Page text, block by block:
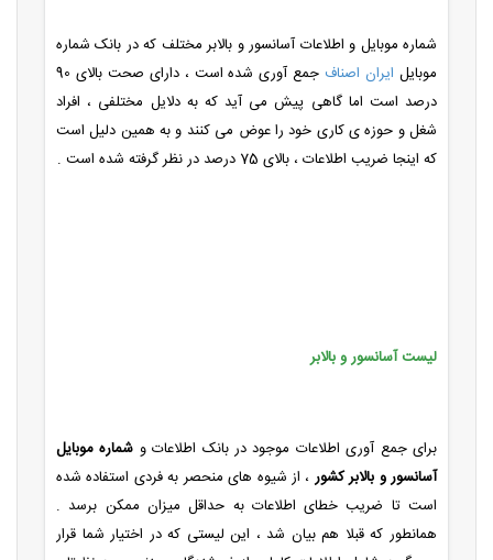
شماره موبایل و اطلاعات آسانسور و بالابر مختلف که در بانک شماره
موبایل ایران اصناف
جمع آوری شده است ، دارای صحت بالای 90
درصد است اما گاهی پیش می آید که به دلایل مختلفی ، افراد
شغل و حوزه ی کاری خود را عوض می کنند و به همین دلیل است
که اینجا ضریب اطلاعات ، بالای 75 درصد در نظر گرفته شده است .
لیست آسانسور و بالابر
برای جمع آوری اطلاعات موجود در بانک اطلاعات و شماره موبایل
آسانسور و بالابرکشور، از شیوه های منحصر به فردی استفاده شده
است تا ضریب خطای اطلاعات به حداقل میزان ممکن برسد .
همانطور که قبلا هم بیان شد ، این لیستی که در اختیار شما قرار